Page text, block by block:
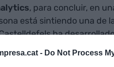
- Do Not Process
, para concluir, en
está sintiendo una de
ha
en tiempo real esta
cámaras. Esta